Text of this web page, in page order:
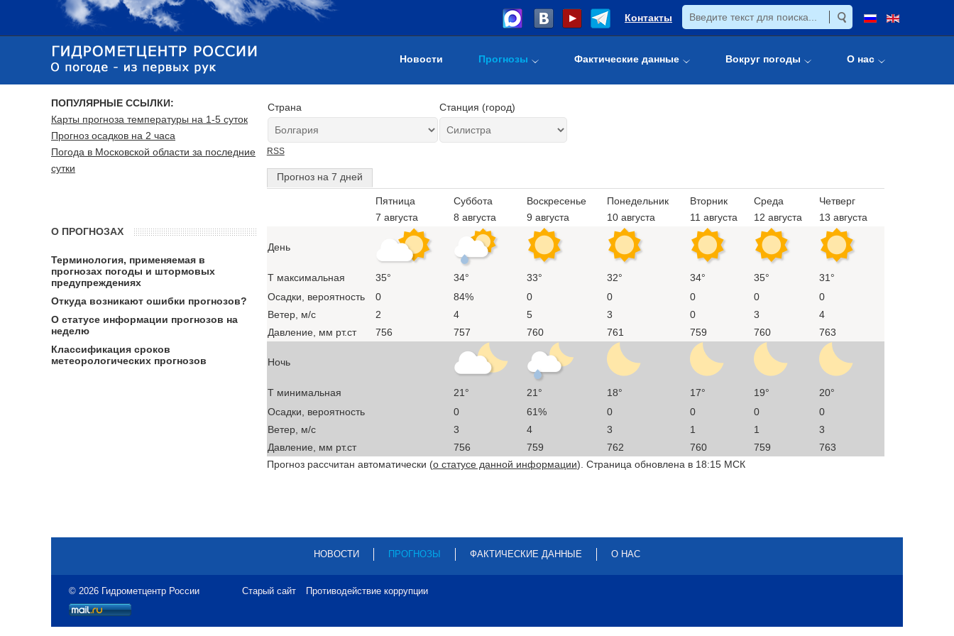
Контакты
Новости Прогнозы Фактические данные Вокруг погоды О нас
Страна Станция (город)
RSS
Прогноз на 7 дней
Пятница
7 августа
Суббота
8 августа
Воскресенье
9 августа
Понедельник
10 августа
Вторник
11 августа
Среда
12 августа
Четверг
13 августа
День
T максимальная 35° 34° 33° 32° 34° 35°
31°
Осадки, вероятность
0 84% 0 0 0 0
0
Ветер, м/с
2 4 5 3 0 3
4
Давление, мм рт.ст
756 757 760 761 759 760 763
Ночь
T минимальная 21° 21° 18° 17° 19°
20°
Осадки, вероятность
0 61% 0 0 0
0
Ветер, м/с
3 4 3 1 1
3
Давление, мм рт.ст
756 759 762 760 759
763
Прогноз рассчитан автоматически (о статусе данной информации). Страница обновлена в 18:15 МСК
ПОПУЛЯРНЫЕ ССЫЛКИ:
Карты прогноза температуры на 1-5 суток
Прогноз осадков на 2 часа
Погода в Московской области за последние
сутки
О ПРОГНОЗАХ
Терминология, применяемая в
прогнозах погоды и штормовых
предупреждениях
Откуда возникают ошибки прогнозов?
О статусе информации прогнозов на
неделю
Классификация сроков
метеорологических прогнозов
НОВОСТИ ПРОГНОЗЫ ФАКТИЧЕСКИЕ ДАННЫЕ О НАС
© 2026 Гидрометцентр России Старый сайт Противодействие коррупции